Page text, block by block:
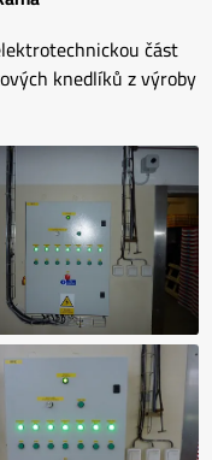
část
knedlíků z výroby